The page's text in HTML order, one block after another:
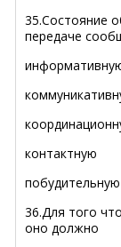
35.Состояние
передаче
контактную
побудительную
36.Для того
оно должно